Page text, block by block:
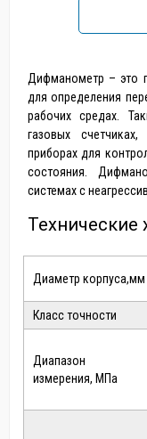
Дифманометр – это
для определения
рабочих средах.
газовых
приборах для
состояния.
системах с
Технические
Диаметр корпуса,мм
Класс точности
Диапазон
измерения, МПа